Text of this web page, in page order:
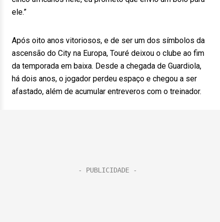
ele.”
Após oito anos vitoriosos, e de ser um dos símbolos da
ascensão do City na Europa, Touré deixou o clube ao fim
da temporada em baixa. Desde a chegada de Guardiola,
há dois anos, o jogador perdeu espaço e chegou a ser
afastado, além de acumular entreveros com o treinador.